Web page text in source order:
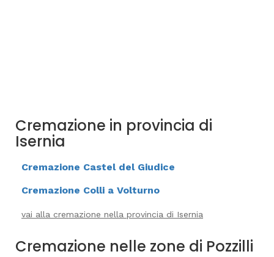
Cremazione in provincia di
Isernia
Cremazione Castel del Giudice
Cremazione Colli a Volturno
vai alla cremazione nella provincia di Isernia
Cremazione nelle zone di Pozzilli